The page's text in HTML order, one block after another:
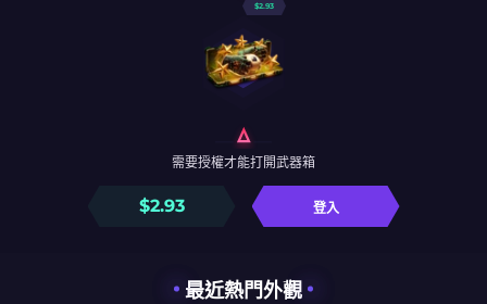
$2.93
$2.93 登入
需要授權才能打開武器箱
最近熱門外觀